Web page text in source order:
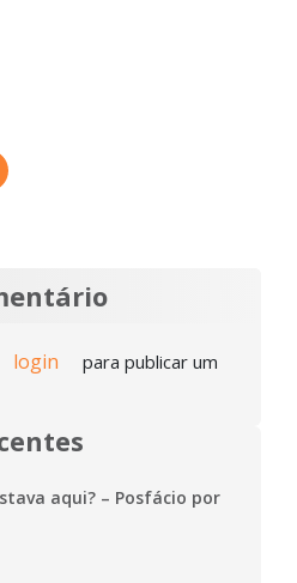
login
para publicar um
aqui? – Posfácio por